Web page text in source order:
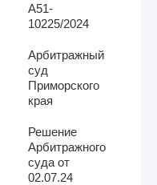
А51-
10225/2024
Арбитражный
суд
Приморского
края
Решение
Арбитражного
суда от
02.07.24